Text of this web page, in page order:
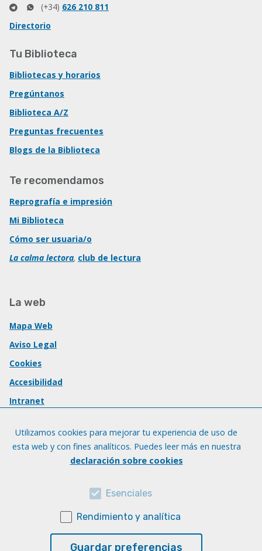
(+34) 626 210 811
Directorio
Tu Biblioteca
Bibliotecas y horarios
Pregúntanos
Biblioteca A/Z
Preguntas frecuentes
Blogs de la Biblioteca
Te recomendamos
Reprografía e impresión
Mi Biblioteca
Cómo ser usuaria/o
La calma lectora, club de lectura
La web
Mapa Web
Aviso Legal
Cookies
Accesibilidad
Intranet
Utilizamos cookies para mejorar tu experiencia de uso de
esta web y con fines analíticos. Puedes leer más en nuestra
declaración sobre cookies
Esenciales
Rendimiento y analítica
Guardar preferencias